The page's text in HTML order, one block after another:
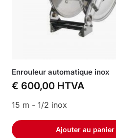
Enrouleur automatique inox
€ 600,00 HTVA
Ajouter au panier
15 m - 1/2 inox